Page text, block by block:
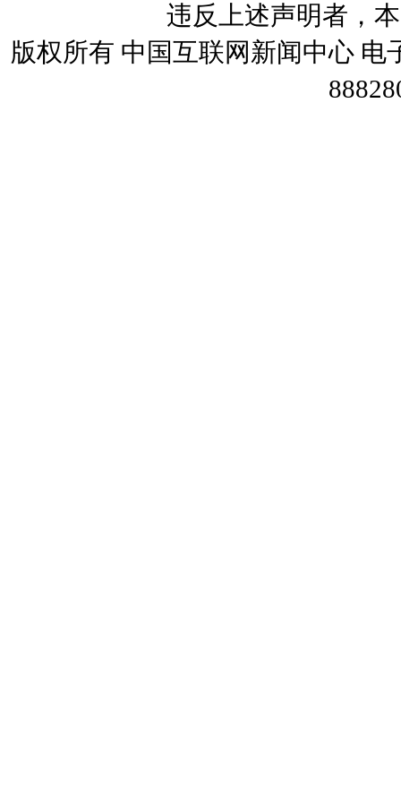
违反上述声明者，
版权所有 中国互联网新闻中心 电